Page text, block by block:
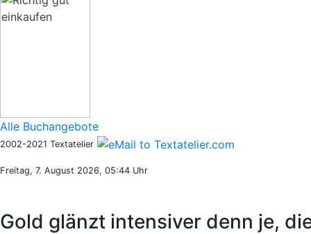
Alle Buchangebote
2002-2021 Textatelier
Freitag, 7. August 2026, 05:44 Uhr
Gold glänzt intensiver denn je,